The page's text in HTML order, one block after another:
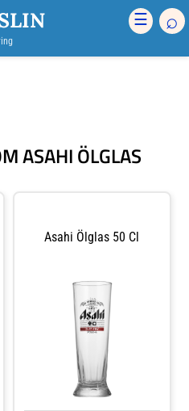
☰ ⌕
ASAHI ÖLGLAS
Asahi Ölglas 50 Cl